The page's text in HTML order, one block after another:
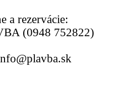
a rezervácie:
(0948 752822)